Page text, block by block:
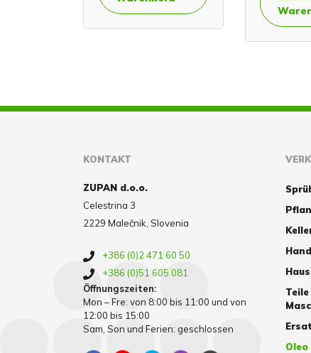
KONTAKT
ZUPAN d.o.o.
Celestrina 3
2229 Malečnik, Slovenia
+386 (0)2 471 60 50
+386 (0)51 605 081
Öffnungszeiten:
Mon – Fre: von 8:00 bis 11:00 und von
12:00 bis 15:00
Sam, Son und Ferien: geschlossen